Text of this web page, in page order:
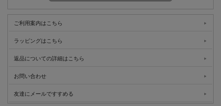
ご利用案内はこちら
ラッピングはこちら
返品についての詳細はこちら
お問い合わせ
友達にメールですすめる